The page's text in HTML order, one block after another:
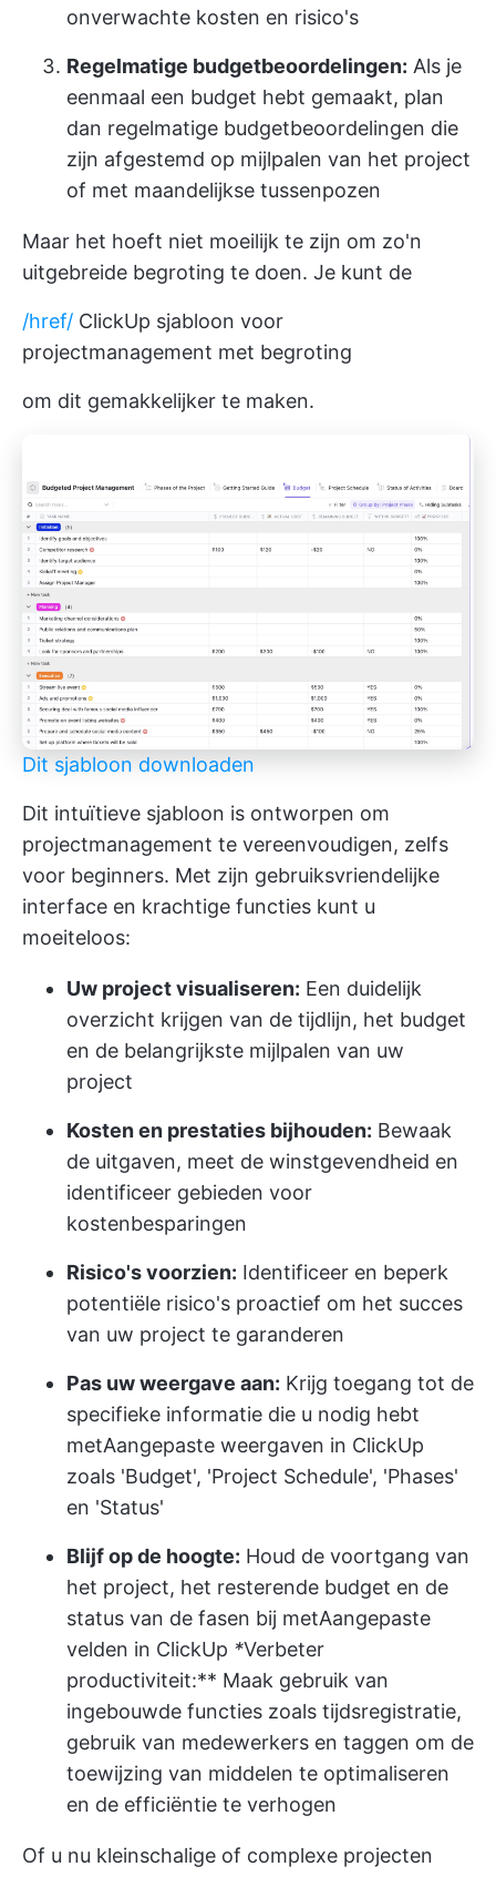
onverwachte kosten en risico's
Regelmatige budgetbeoordelingen: Als je
eenmaal een budget hebt gemaakt, plan
dan regelmatige budgetbeoordelingen die
zijn afgestemd op mijlpalen van het project
of met maandelijkse tussenpozen
Maar het hoeft niet moeilijk te zijn om zo'n
uitgebreide begroting te doen. Je kunt de
/href/ ClickUp sjabloon voor
projectmanagement met begroting
om dit gemakkelijker te maken.
Dit sjabloon downloaden
Dit intuïtieve sjabloon is ontworpen om
projectmanagement te vereenvoudigen, zelfs
voor beginners. Met zijn gebruiksvriendelijke
interface en krachtige functies kunt u
moeiteloos:
Uw project visualiseren: Een duidelijk
overzicht krijgen van de tijdlijn, het budget
en de belangrijkste mijlpalen van uw
project
Kosten en prestaties bijhouden: Bewaak
de uitgaven, meet de winstgevendheid en
identificeer gebieden voor
kostenbesparingen
Risico's voorzien: Identificeer en beperk
potentiële risico's proactief om het succes
van uw project te garanderen
Pas uw weergave aan: Krijg toegang tot de
specifieke informatie die u nodig hebt
metAangepaste weergaven in ClickUp
zoals 'Budget', 'Project Schedule', 'Phases'
en 'Status'
Blijf op de hoogte: Houd de voortgang van
het project, het resterende budget en de
status van de fasen bij metAangepaste
velden in ClickUp *Verbeter
productiviteit:** Maak gebruik van
ingebouwde functies zoals tijdsregistratie,
gebruik van medewerkers en taggen om de
toewijzing van middelen te optimaliseren
en de efficiëntie te verhogen
Of u nu kleinschalige of complexe projecten